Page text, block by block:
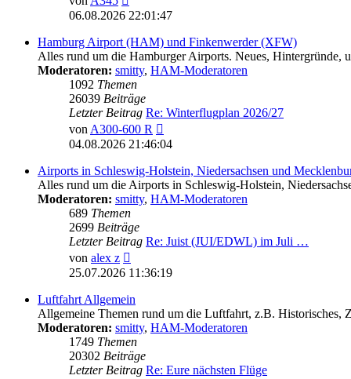
Beitrag
06.08.2026 22:01:47
Hamburg Airport (HAM) und Finkenwerder (XFW)
Alles rund um die Hamburger Airports. Neues, Hintergründe,
Moderatoren: smitty, HAM-Moderatoren
1092 Themen
26039 Beiträge
Letzter Beitrag Re: Winterflugplan 2026/27
vonA300-600 R
Beitrag
04.08.2026 21:46:04
Airports in Schleswig-Holstein, Niedersachsen und
Alles rund um die Airports in Schleswig-Holstein,
Moderatoren: smitty, HAM-Moderatoren
689 Themen
2699 Beiträge
Letzter Beitrag Re: Juist (JUI/EDWL) im Juli …
von alex z
Beitrag
25.07.2026 11:36:19
Luftfahrt Allgemein
Allgemeine Themen rund um die Luftfahrt, z.B.
Moderatoren: smitty, HAM-Moderatoren
1749 Themen
20302 Beiträge
Letzter Beitrag Re: Eure nächsten Flüge